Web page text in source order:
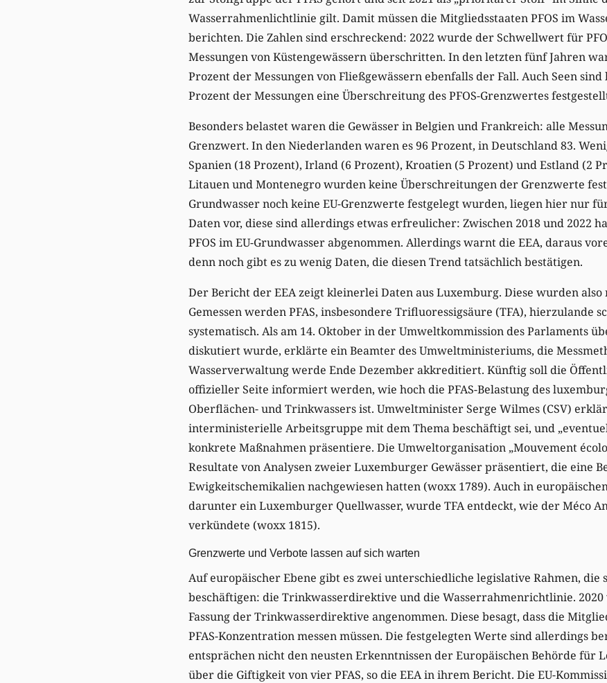
Wasserrahmenlichtlinie gilt. Damit müssen die Mitgliedsstaaten PFOS im
berichten. Die Zahlen sind erschreckend: 2022 wurde der Schwellwert für
Messungen von Küstengewässern überschritten. In den letzten fünf Jahren
Prozent der Messungen von Fließgewässern ebenfalls der Fall. Auch Seen
Prozent der Messungen eine Überschreitung des PFOS-Grenzwertes
Besonders belastet waren die Gewässer in Belgien und Frankreich: alle
Grenzwert. In den Niederlanden waren es 96 Prozent, in Deutschland 83.
Spanien (18 Prozent), Irland (6 Prozent), Kroatien (5 Prozent) und Estland (2
Litauen und Montenegro wurden keine Überschreitungen der Grenzwerte
Grundwasser noch keine EU-Grenzwerte festgelegt wurden, liegen hier nur
Daten vor, diese sind allerdings etwas erfreulicher: Zwischen 2018 und 2022
PFOS im EU-Grundwasser abgenommen. Allerdings warnt die EEA, daraus
denn noch gibt es zu wenig Daten, die diesen Trend tatsächlich bestätigen.
Der Bericht der EEA zeigt kleinerlei Daten aus Luxemburg. Diese wurden
Gemessen werden PFAS, insbesondere Trifluoressigsäure (TFA), hierzulande
systematisch. Als am 14. Oktober in der Umweltkommission des Parlaments
diskutiert wurde, erklärte ein Beamter des Umweltministeriums, die
Wasserverwaltung werde Ende Dezember akkreditiert. Künftig soll die
offizieller Seite informiert werden, wie hoch die PFAS-Belastung des
Oberflächen- und Trinkwassers ist. Umweltminister Serge Wilmes (CSV)
interministerielle Arbeitsgruppe mit dem Thema beschäftigt sei, und
konkrete Maßnahmen präsentiere. Die Umweltorganisation „Mouvement
Resultate von Analysen zweier Luxemburger Gewässer präsentiert, die eine
Ewigkeitschemikalien nachgewiesen hatten (woxx 1789). Auch in
darunter ein Luxemburger Quellwasser, wurde TFA entdeckt, wie der Méco
verkündete (woxx 1815).
Grenzwerte und Verbote lassen auf sich warten
Auf europäischer Ebene gibt es zwei unterschiedliche legislative Rahmen, die
beschäftigen: die Trinkwasserdirektive und die Wasserrahmenrichtlinie.
Fassung der Trinkwasserdirektive angenommen. Diese besagt, dass die
PFAS-Konzentration messen müssen. Die festgelegten Werte sind allerdings
entsprächen nicht den neusten Erkenntnissen der Europäischen Behörde für
über die Giftigkeit von vier PFAS, so die EEA in ihrem Bericht. Die EU-